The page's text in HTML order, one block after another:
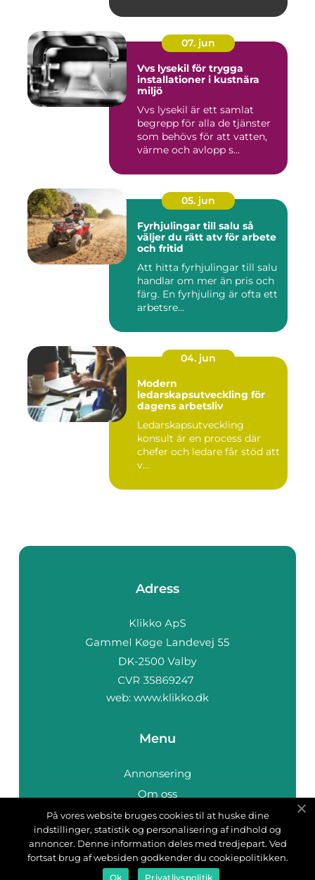
07. jun
Vvs lysekil för trygga
installationer i kustnära
miljö
Vvs lysekil är ett samlat
begrepp för alla de tjänster
som behövs för att vatten,
värme och avlopp s...
05. jun
Fyrhjulingar till salu så
väljer du rätt atv för arbete
och fritid
Att hitta fyrhjulingar till salu
handlar om mer än pris och
färg. En fyrhjuling är ofta ett
arbetsre...
04. jun
Modern
ledarskapsutveckling för
dagens arbetsliv
Ledarskapsutveckling
konsult är en process där
chefer och ledare får stöd att
v...
Adress
web: www.klikko.dk
Menu
Annonsering
Om oss
Cookies
Kontakta oss
Sitemap
På vores website bruges cookies til at huske dine
indstillinger, statistik og personalisering af indhold og
annoncer. Denne information deles med tredjepart. Ved
fortsat brug af websiden godkender du cookiepolitikken.
Ok Privatlivspolitik